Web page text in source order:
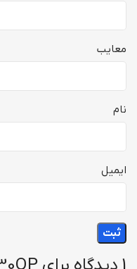
معایب
نام
ایمیل